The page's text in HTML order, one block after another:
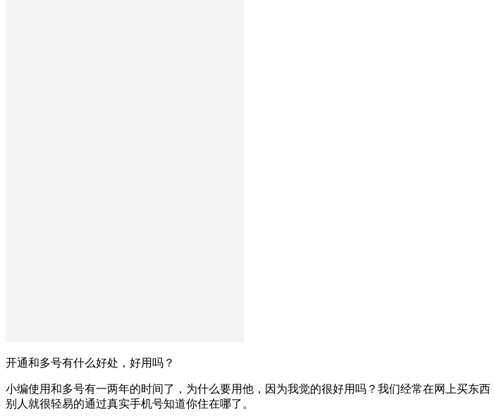
开通和多号有什么好处，好用吗？
小编使用和多号有一两年的时间了，为什么要用他，因为我觉的很好用吗？我们经常在网上买东
别人就很轻易的通过真实手机号知道你住在哪了。